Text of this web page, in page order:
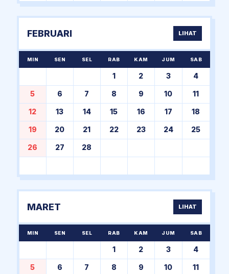
FEBRUARI LIHAT
MIN SEN SEL RAB KAM JUM SAB
1 2 3 4
5 6 7 8 9 10 11
12 13 14 15 16 17 18
19 20 21 22 23 24 25
26 27 28
MARET LIHAT
MIN SEN SEL RAB KAM JUM SAB
1 2 3 4
5 6 7 8 9 10 11